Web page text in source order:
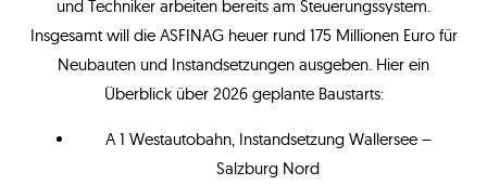
und Techniker arbeiten bereits am Steuerungssystem.
Insgesamt will die ASFINAG heuer rund 175 Millionen Euro für
Neubauten und Instandsetzungen ausgeben. Hier ein
Überblick über 2026 geplante Baustarts:
A 1 Westautobahn, Instandsetzung Wallersee –
Salzburg Nord